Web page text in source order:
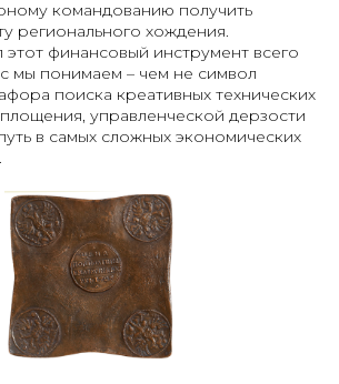
командованию получить
регионального хождения.
финансовый инструмент всего
мы понимаем – чем не символ
поиска креативных технических
управленческой дерзости
в самых сложных экономических